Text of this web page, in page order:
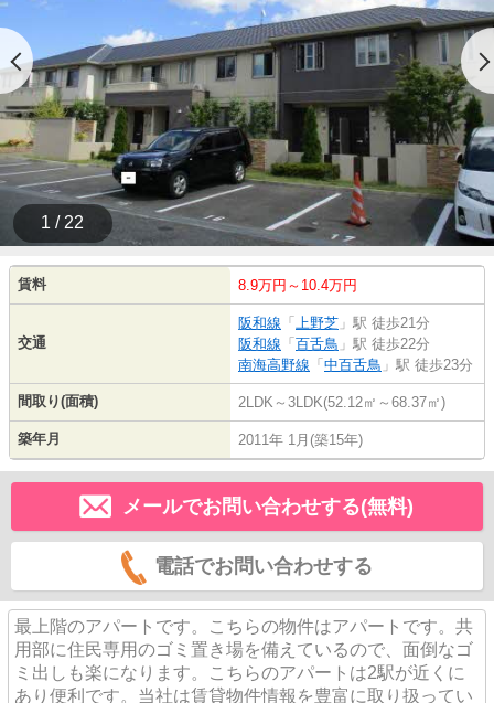
1 / 22
賃料 8.9万円～10.4万円
交通
阪和線 「 上野芝 」駅 徒歩21分
阪和線 「 百舌鳥 」駅 徒歩22分
南海高野線 「 中百舌鳥 」駅 徒歩23分
間取り(面積) 2LDK～3LDK(52.12㎡～68.37㎡)
築年月 2011年 1月(築15年)
メールでお問い合わせする(無料)
電話でお問い合わせする
最上階のアパートです。こちらの物件はアパートです。共
用部に住民専用のゴミ置き場を備えているので、面倒なゴ
ミ出しも楽になります。こちらのアパートは2駅が近くに
あり便利です。当社は賃貸物件情報を豊富に取り扱ってい